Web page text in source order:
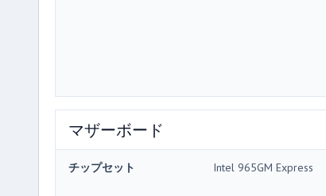
マザーボード
チップセット Intel 965GM Express